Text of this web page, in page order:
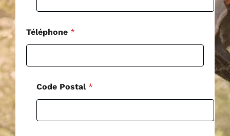
Téléphone *
o
t
a
Code Postal *